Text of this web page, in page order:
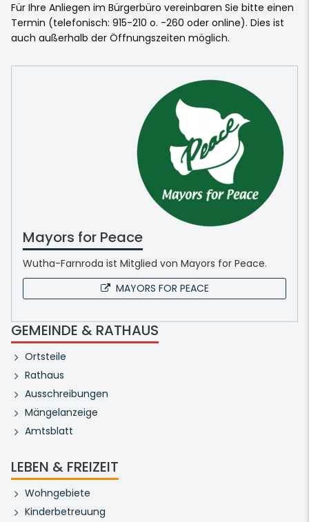
Für Ihre Anliegen im Bürgerbüro vereinbaren Sie bitte einen
Termin (telefonisch: 915-210 o. -260 oder online). Dies ist
auch außerhalb der Öffnungszeiten möglich.
Mayors for Peace
Wutha-Farnroda ist Mitglied von Mayors for Peace.
MAYORS FOR PEACE
GEMEINDE & RATHAUS
Ortsteile
Rathaus
Ausschreibungen
Mängelanzeige
Amtsblatt
LEBEN & FREIZEIT
Wohngebiete
Kinderbetreuung